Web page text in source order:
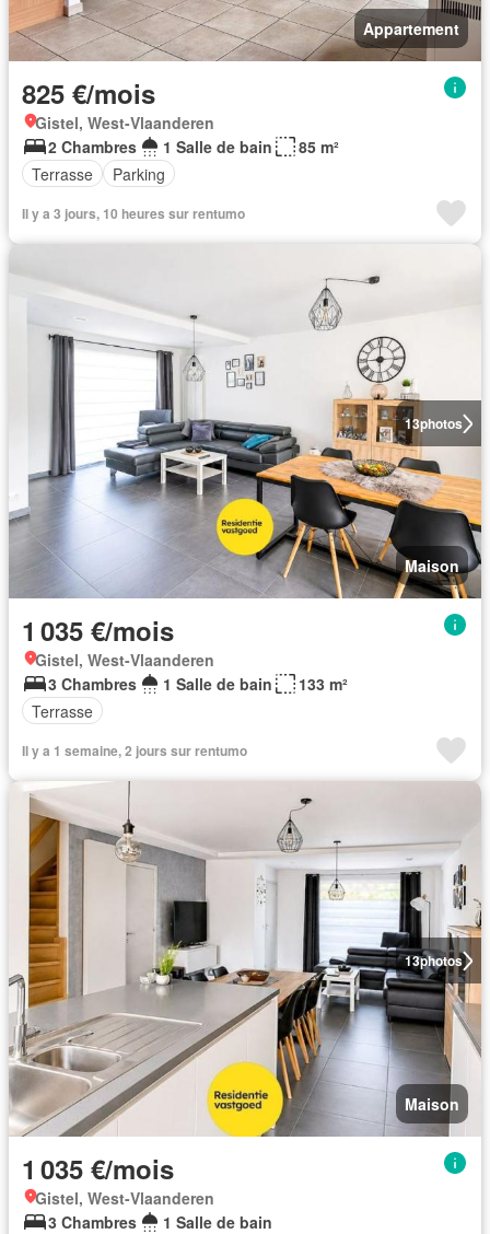
Appartement
825 €/mois
Gistel, West-Vlaanderen
2 Chambres
1 Salle de bain
85 m²
Terrasse
Parking
Il y a 3 jours, 10 heures sur rentumo
13photos
Maison
1 035 €/mois
Gistel, West-Vlaanderen
3 Chambres
1 Salle de bain
133 m²
Terrasse
Il y a 1 semaine, 2 jours sur rentumo
13photos
Maison
1 035 €/mois
Gistel, West-Vlaanderen
3 Chambres
1 Salle de bain